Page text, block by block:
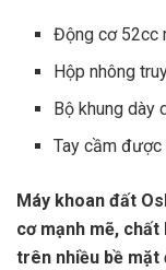
Động cơ 52cc
Hộp nhông
Bộ khung dày
Tay cầm
Máy khoan đất
cơ mạnh mẽ,
trên nhiều bề mặt